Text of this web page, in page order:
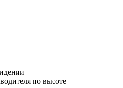
по высоте